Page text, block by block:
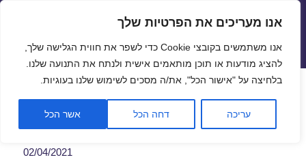
פתח
אנו מעריכים את הפרטיות שלך
אנו משתמשים בקובצי Cookie כדי לשפר את חווית הגלישה שלך,
להציג מודעות או תוכן מותאמים אישית ולנתח את התנועה שלנו.
בלחיצה על "אישור הכל", את/ה מסכים לשימוש שלנו בעוגיות.
עריכה דחה הכל אשר הכל
שערי חליפין יציגים – שער יציג
תפריטים
ווידג'טים
שער ביטקוין לתאריך 02/04/2021
02/04/2021